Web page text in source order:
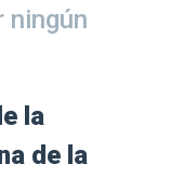
ningún
la
de la